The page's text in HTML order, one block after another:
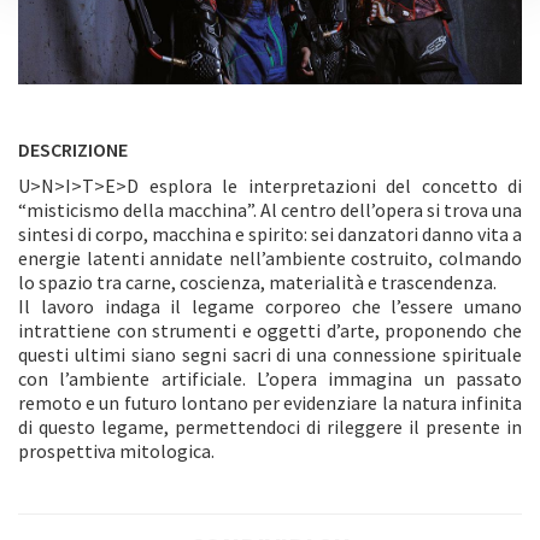
DESCRIZIONE
U>N>I>T>E>D esplora le interpretazioni del concetto di
“misticismo della macchina”. Al centro dell’opera si trova una
sintesi di corpo, macchina e spirito: sei danzatori danno vita a
energie latenti annidate nell’ambiente costruito, colmando
lo spazio tra carne, coscienza, materialità e trascendenza.
Il lavoro indaga il legame corporeo che l’essere umano
intrattiene con strumenti e oggetti d’arte, proponendo che
questi ultimi siano segni sacri di una connessione spirituale
con l’ambiente artificiale. L’opera immagina un passato
remoto e un futuro lontano per evidenziare la natura infinita
di questo legame, permettendoci di rileggere il presente in
prospettiva mitologica.